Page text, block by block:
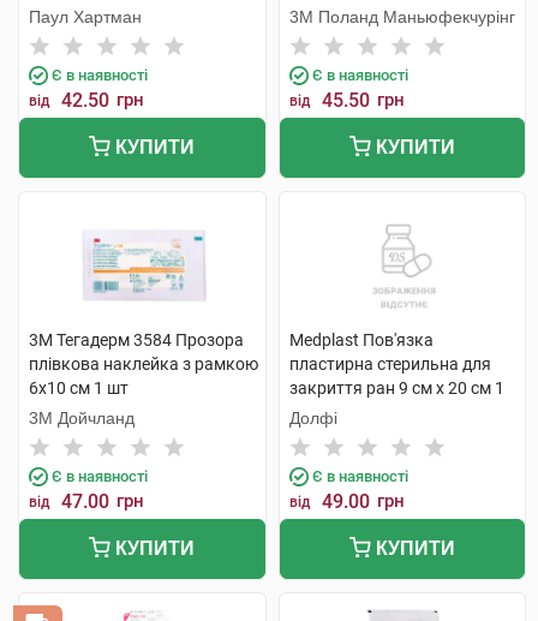
10см 1 шт
Паул Хартман
Є в наявності
від 42.50 грн
КУПИТИ
3M Поланд Маньюфекчурінг
Є в наявності
від 45.50 грн
КУПИТИ
3M Тегадерм 3584 Прозора
плівкова наклейка з рамкою
6х10 см 1 шт
3М Дойчланд
Є в наявності
від 47.00 грн
КУПИТИ
Medplast Пов'язка
пластирна стерильна для
закриття ран 9 см х 20 см 1
шт
Долфі
Є в наявності
від 49.00 грн
КУПИТИ